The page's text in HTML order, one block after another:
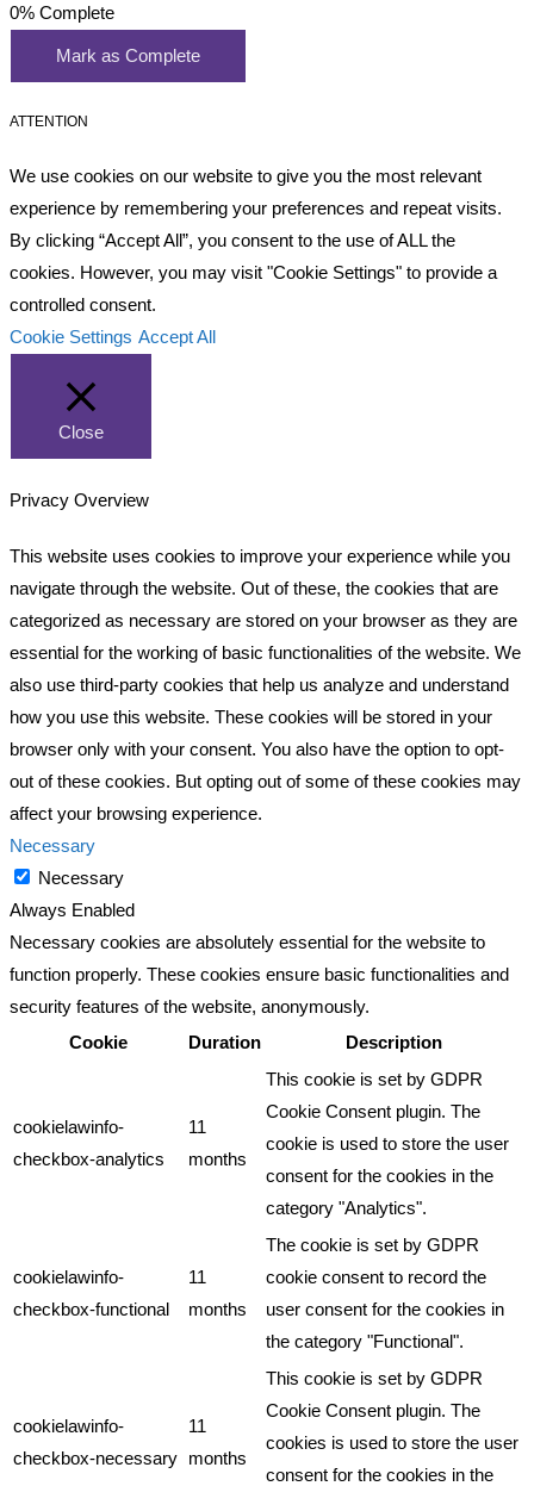
0% Complete
Mark as Complete
ATTENTION
We use cookies on our website to give you the most relevant
experience by remembering your preferences and repeat visits.
By clicking “Accept All”, you consent to the use of ALL the
cookies. However, you may visit "Cookie Settings" to provide a
controlled consent.
Cookie Settings Accept All
Close
Privacy Overview
This website uses cookies to improve your experience while you
navigate through the website. Out of these, the cookies that are
categorized as necessary are stored on your browser as they are
essential for the working of basic functionalities of the website. We
also use third-party cookies that help us analyze and understand
how you use this website. These cookies will be stored in your
browser only with your consent. You also have the option to opt-
out of these cookies. But opting out of some of these cookies may
affect your browsing experience.
Necessary
Necessary
Always Enabled
Necessary cookies are absolutely essential for the website to
function properly. These cookies ensure basic functionalities and
security features of the website, anonymously.
Cookie
Duration Description
cookielawinfo-
checkbox-analytics
11
months
This cookie is set by GDPR
Cookie Consent plugin. The
cookie is used to store the user
consent for the cookies in the
category "Analytics".
cookielawinfo-
checkbox-functional
11
months
The cookie is set by GDPR
cookie consent to record the
user consent for the cookies in
the category "Functional".
cookielawinfo-
checkbox-necessary
11
months
This cookie is set by GDPR
Cookie Consent plugin. The
cookies is used to store the user
consent for the cookies in the